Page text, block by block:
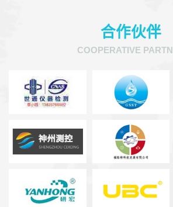
合作伙伴
COOPERATIVE